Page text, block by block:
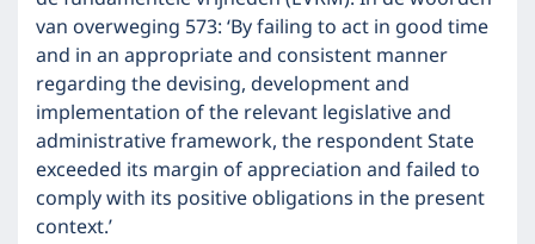
van overweging 573: ‘By failing to act in good time
and in an appropriate and consistent manner
regarding the devising, development and
implementation of the relevant legislative and
administrative framework, the respondent State
exceeded its margin of appreciation and failed to
comply with its positive obligations in the present
context.’